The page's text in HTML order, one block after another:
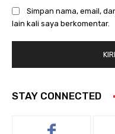
Simpan nama, email,
lain kali saya berkomentar.
STAY CONNECTED